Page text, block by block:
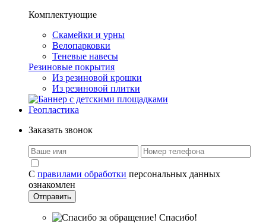
Комплектующие
Скамейки и урны
Велопарковки
Теневые навесы
Резиновые покрытия
Из резиновой крошки
Из резиновой плитки
Геопластика
Заказать звонок
С правилами обработки персональных данных
ознакомлен
Спасибо!